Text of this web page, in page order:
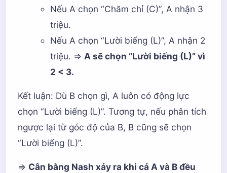
Nếu A chọn “Chăm chỉ (C)”, A nhận 3
triệu.
Nếu A chọn “Lười biếng (L)”, A nhận 2
triệu. => A sẽ chọn “Lười biếng (L)” vì
2 < 3.
Kết luận: Dù B chọn gì, A luôn có động lực
chọn “Lười biếng (L)”. Tương tự, nếu phân tích
ngược lại từ góc độ của B, B cũng sẽ chọn
“Lười biếng (L)”.
=> Cân bằng Nash xảy ra khi cả A và B đều